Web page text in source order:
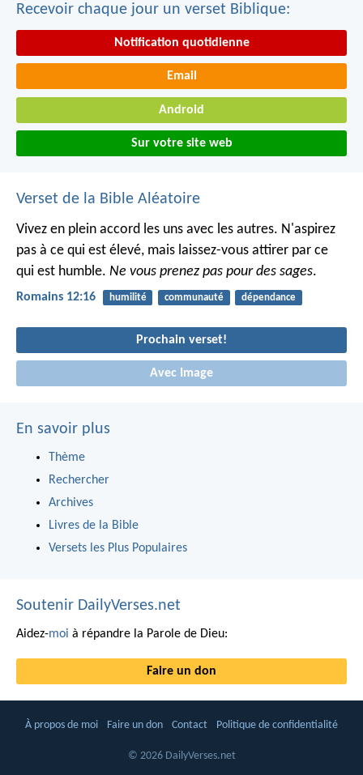
Recevoir chaque jour un verset Biblique:
Notification quotidienne
Email
Android
Sur votre site web
Verset de la Bible Aléatoire
Vivez en plein accord les uns avec les autres. N'aspirez
pas à ce qui est élevé, mais laissez-vous attirer par ce
qui est humble. Ne vous prenez pas pour des sages.
Romains 12:16 humilité communauté dépendance
Prochain verset!
Avec Image
En savoir plus
Thème
Rechercher
Archives
Livres de la Bible
Versets les Plus Populaires
Soutenir DailyVerses.net
Aidez-moi à répandre la Parole de Dieu:
Faire un don
À propos de moi Faire un don Contact Politique de confidentialité
© 2026 DailyVerses.net